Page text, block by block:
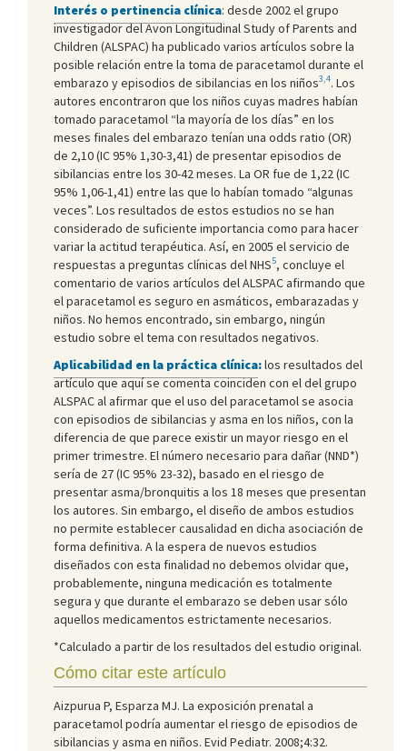
Interés o pertinencia clínica: desde 2002 el grupo
investigador del Avon Longitudinal Study of Parents and
Children (ALSPAC) ha publicado varios artículos sobre la
posible relación entre la toma de paracetamol durante el
embarazo y episodios de sibilancias en los niños3,4. Los
autores encontraron que los niños cuyas madres habían
tomado paracetamol “la mayoría de los días” en los
meses finales del embarazo tenían una odds ratio (OR)
de 2,10 (IC 95% 1,30-3,41) de presentar episodios de
sibilancias entre los 30-42 meses. La OR fue de 1,22 (IC
95% 1,06-1,41) entre las que lo habían tomado “algunas
veces”. Los resultados de estos estudios no se han
considerado de suficiente importancia como para hacer
variar la actitud terapéutica. Así, en 2005 el servicio de
respuestas a preguntas clínicas del NHS5, concluye el
comentario de varios artículos del ALSPAC afirmando que
el paracetamol es seguro en asmáticos, embarazadas y
niños. No hemos encontrado, sin embargo, ningún
estudio sobre el tema con resultados negativos.
Aplicabilidad en la práctica clínica:los resultados del
artículo que aquí se comenta coinciden con el del grupo
ALSPAC al afirmar que el uso del paracetamol se asocia
con episodios de sibilancias y asma en los niños, con la
diferencia de que parece existir un mayor riesgo en el
primer trimestre. El número necesario para dañar (NND*)
sería de 27 (IC 95% 23-32), basado en el riesgo de
presentar asma/bronquitis a los 18 meses que presentan
los autores. Sin embargo, el diseño de ambos estudios
no permite establecer causalidad en dicha asociación de
forma definitiva. A la espera de nuevos estudios
diseñados con esta finalidad no debemos olvidar que,
probablemente, ninguna medicación es totalmente
segura y que durante el embarazo se deben usar sólo
aquellos medicamentos estrictamente necesarios.
*Calculado a partir de los resultados del estudio original.
Cómo citar este artículo
Aizpurua P, Esparza MJ. La exposición prenatal a
paracetamol podría aumentar el riesgo de episodios de
sibilancias y asma en niños. Evid Pediatr. 2008;4:32.